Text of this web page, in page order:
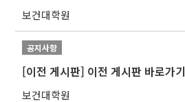
보건대학원
공지사항
[이전 게시판] 이전 게시판 바로가기
보건대학원